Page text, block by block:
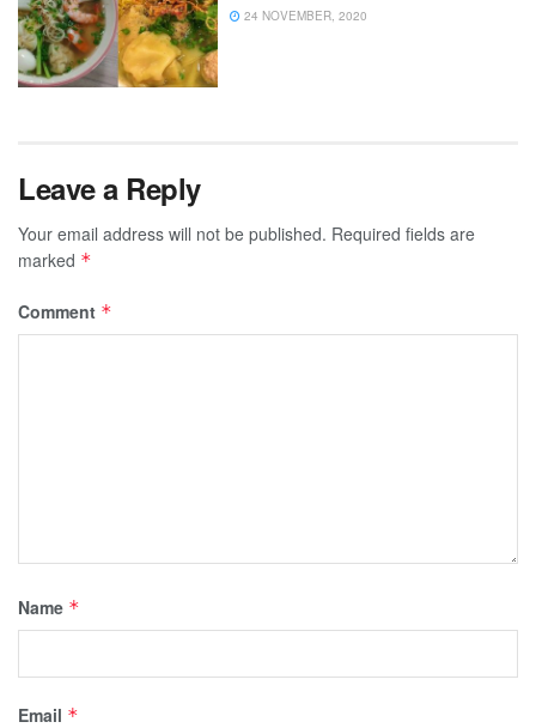
24 NOVEMBER, 2020
Leave a Reply
Your email address will not be published. Required fields are
marked *
Comment *
Name *
Email *